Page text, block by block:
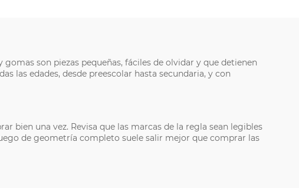
son piezas pequeñas, fáciles de olvidar y que detienen
las edades, desde preescolar hasta secundaria, y con
bien una vez. Revisa que las marcas de la regla sean legibles
de geometría completo suele salir mejor que comprar las